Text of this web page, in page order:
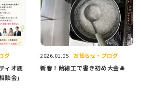
グ
ィオ鹿
談会」
2026.01.05 お知らせ・ブログ
新春！飴細工で書き初め大会🎍